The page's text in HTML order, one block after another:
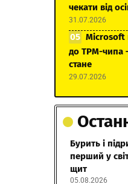
чекати від
31.07.2026
Microsoft
до TPM-чипа
стане
29.07.2026
Бурить і
перший у
щит
05.08.2026